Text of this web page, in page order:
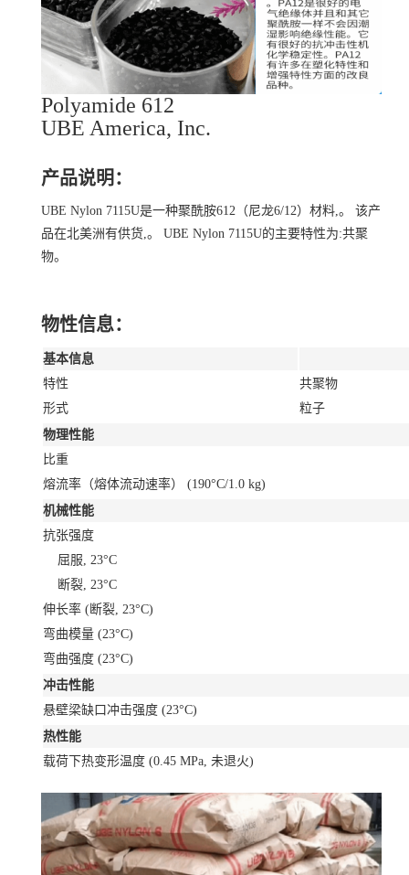
Polyamide 612
UBE America, Inc.
产品说明：
UBE Nylon 7115U是一种聚酰胺612（尼龙6/12）材料,。 该产
品在北美洲有供货,。 UBE Nylon 7115U的主要特性为:共聚
物。
物性信息：
基本信息
特性
共聚物
形式
粒子
物理性能
比重
熔流率（熔体流动速率） (190°C/1.0 kg)
机械性能
抗张强度
屈服, 23°C
断裂, 23°C
伸长率 (断裂, 23°C)
弯曲模量 (23°C)
弯曲强度 (23°C)
冲击性能
悬壁梁缺口冲击强度 (23°C)
热性能
载荷下热变形温度 (0.45 MPa, 未退火)